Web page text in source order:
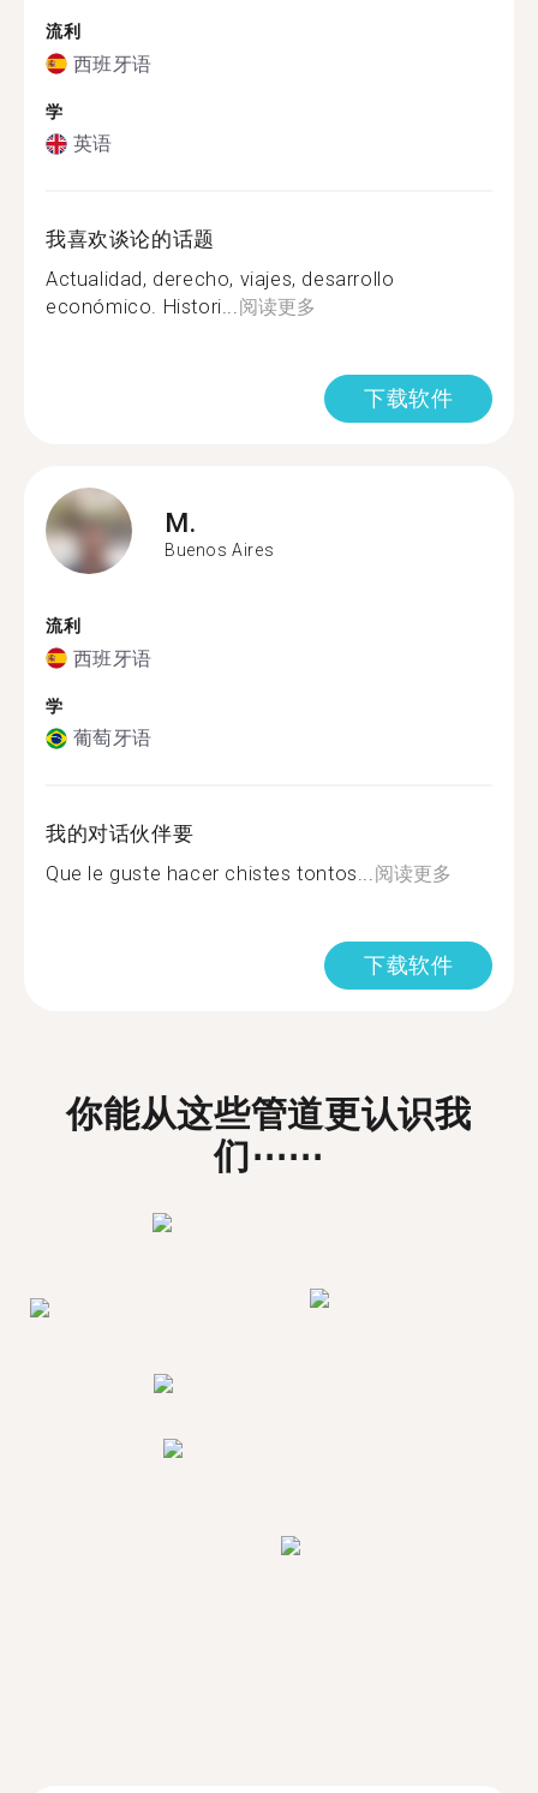
流利
西班牙语
学
英语
我喜欢谈论的话题
Actualidad, derecho, viajes, desarrollo
económico. Histori...阅读更多
下载软件
M.
Buenos Aires
流利
西班牙语
学
葡萄牙语
我的对话伙伴要
Que le guste hacer chistes tontos...阅读更多
下载软件
你能从这些管道更认识我
们⋯⋯